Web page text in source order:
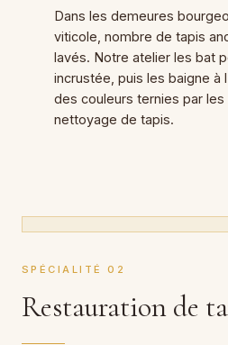
Dans les demeures
viticole, nombre de tapis
lavés. Notre atelier les bat
incrustée, puis les baigne à
des couleurs ternies par
nettoyage de tapis.
SPÉCIALITÉ 02
Restauration de